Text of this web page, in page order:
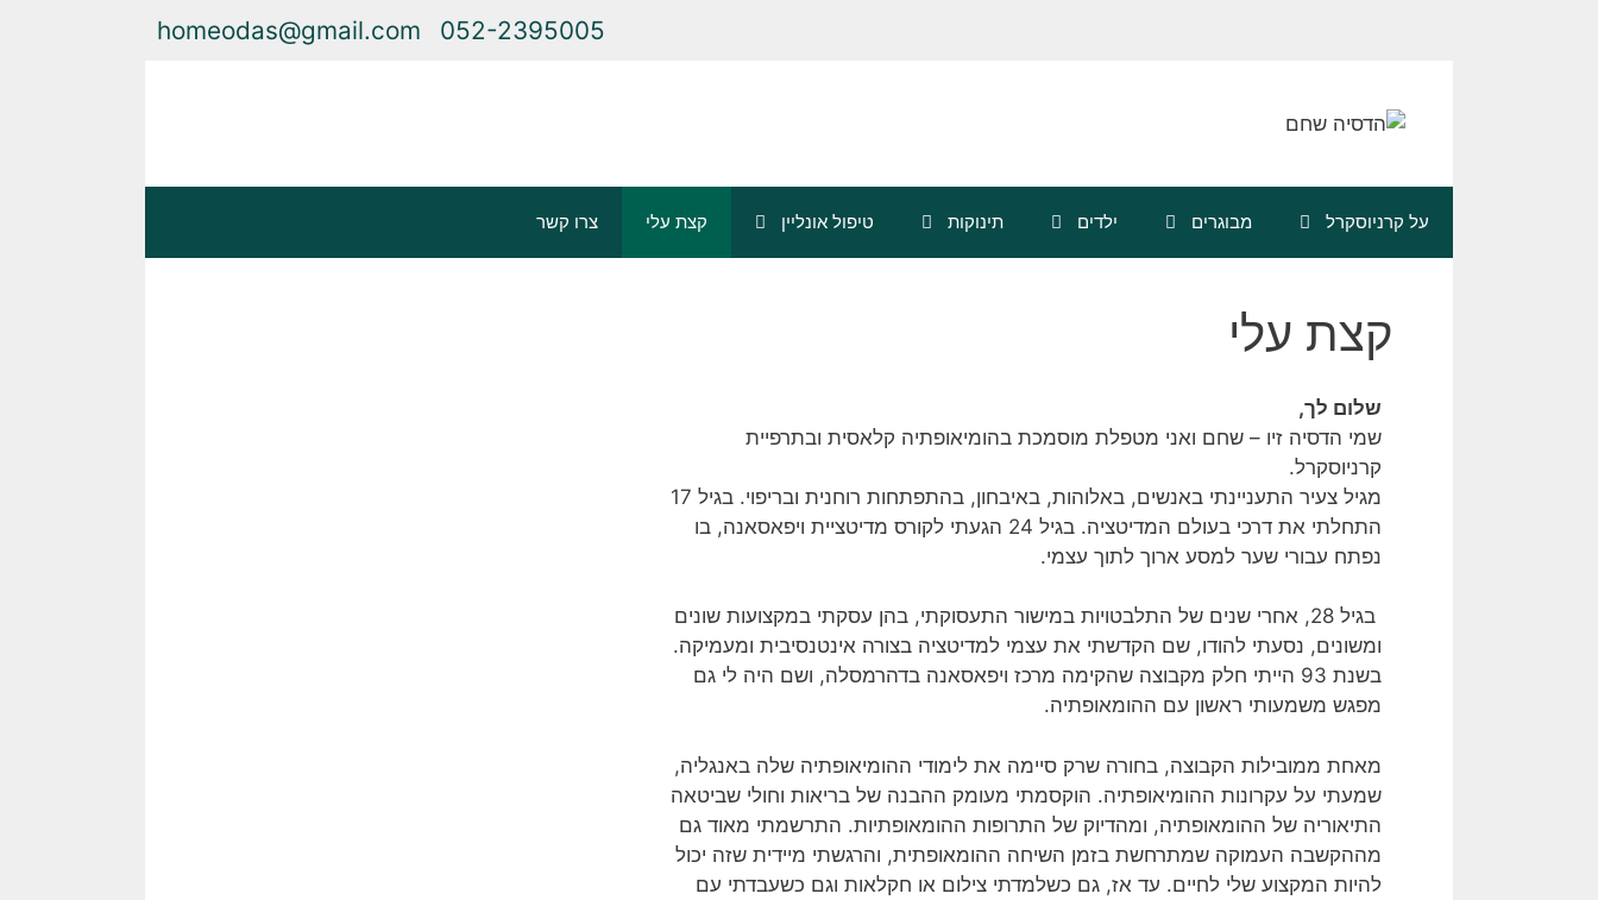
052-2395005
homeodas@gmail.com
על קרניוסקרל מבוגרים ילדים תינוקות טיפול אונליין קצת עלי צרו קשר
קצת עלי
שלום לך,
שמי הדסיה זיו – שחם ואני מטפלת מוסמכת בהומיאופתיה קלאסית ובתרפיית
קרניוסקרל.
מגיל צעיר התעניינתי באנשים, באלוהות, באיבחון, בהתפתחות רוחנית ובריפוי. בגיל 17
התחלתי את דרכי בעולם המדיטציה. בגיל 24 הגעתי לקורס מדיטציית ויפאסאנה, בו
נפתח עבורי שער למסע ארוך לתוך עצמי.
בגיל 28, אחרי שנים של התלבטויות במישור התעסוקתי, בהן עסקתי במקצועות שונים
ומשונים, נסעתי להודו, שם הקדשתי את עצמי למדיטציה בצורה אינטנסיבית ומעמיקה.
בשנת 93 הייתי חלק מקבוצה שהקימה מרכז ויפאסאנה בדהרמסלה, ושם היה לי גם
מפגש משמעותי ראשון עם ההומאופתיה.
מאחת ממובילות הקבוצה, בחורה שרק סיימה את לימודי ההומיאופתיה שלה באנגליה,
שמעתי על עקרונות ההומיאופתיה. הוקסמתי מעומק ההבנה של בריאות וחולי שביטאה
התיאוריה של ההומאופתיה, ומהדיוק של התרופות ההומאופתיות. התרשמתי מאוד גם
מההקשבה העמוקה שמתרחשת בזמן השיחה ההומאופתית, והרגשתי מיידית שזה יכול
להיות המקצוע שלי לחיים. עד אז, גם כשלמדתי צילום או חקלאות וגם כשעבדתי עם